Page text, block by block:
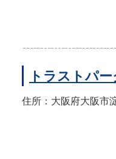
トラストパ
住所：大阪府大阪市